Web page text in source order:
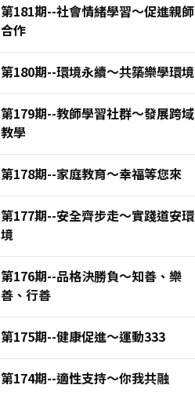
第181期--社會情緒學習～促進親師
合作
第180期--環境永續～共築樂學環境
第179期--教師學習社群～發展跨域
教學
第178期--家庭教育～幸福等您來
第177期--安全齊步走～實踐道安環
境
第176期--品格決勝負～知善、樂
善、行善
第175期--健康促進～運動333
第174期--適性支持～你我共融